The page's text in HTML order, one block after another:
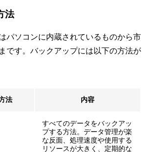
法
パソコンに内蔵されているものから市
です。バックアップには以下の方法が
法 内容
すべてのデータをバックアッ
プする方法。データ管理が楽
な反面、処理速度や使用する
リソースが大きく、定期的な